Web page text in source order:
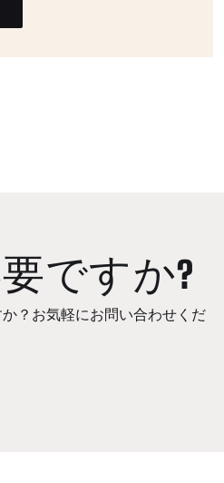
ですか?
？お気軽にお問い合わせくだ